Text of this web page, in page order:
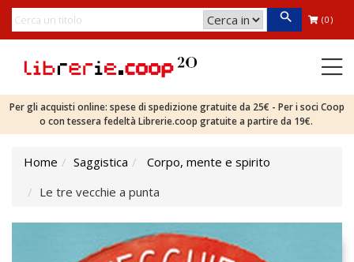
(0)
Per gli acquisti online: spese di spedizione gratuite da 25€ - Per i soci Coop
o con tessera fedeltà Librerie.coop gratuite a partire da 19€.
Home Saggistica
Corpo, mente e spirito
Le tre vecchie a punta